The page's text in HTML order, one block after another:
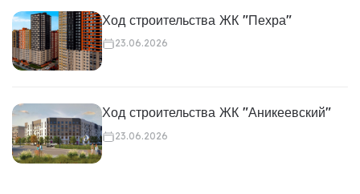
Ход строительства ЖК "Пехра"
23.06.2026
Ход строительства ЖК "Аникеевский"
23.06.2026